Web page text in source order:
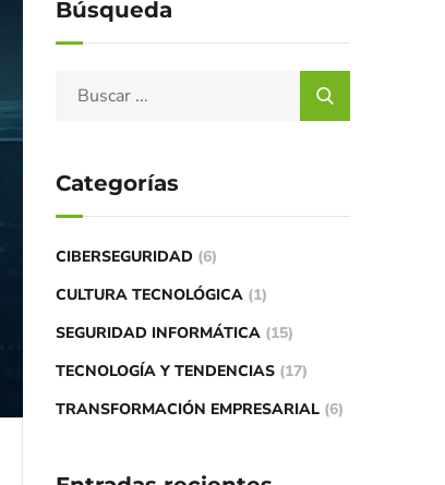
Búsqueda
Categorías
CIBERSEGURIDAD (6)
CULTURA TECNOLÓGICA (1)
SEGURIDAD INFORMÁTICA (15)
TECNOLOGÍA Y TENDENCIAS (17)
TRANSFORMACIÓN EMPRESARIAL (6)